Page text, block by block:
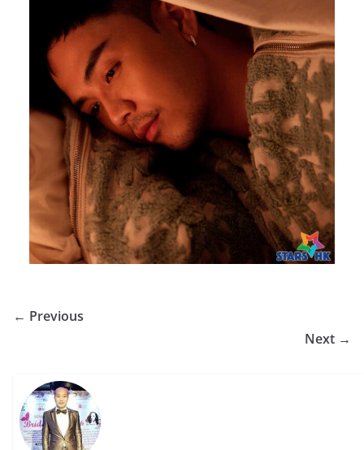
← Previous
Next →